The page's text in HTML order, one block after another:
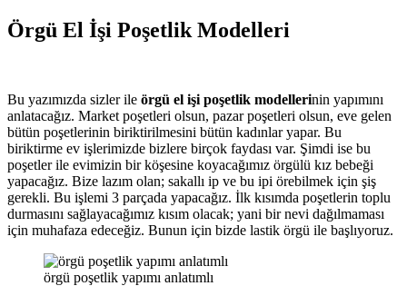
Örgü El İşi Poşetlik Modelleri
Bu yazımızda sizler ile örgü el işi poşetlik modellerinin yapımını
anlatacağız. Market poşetleri olsun, pazar poşetleri olsun, eve gelen
bütün poşetlerinin biriktirilmesini bütün kadınlar yapar. Bu
biriktirme ev işlerimizde bizlere birçok faydası var. Şimdi ise bu
poşetler ile evimizin bir köşesine koyacağımız örgülü kız bebeği
yapacağız. Bize lazım olan; sakallı ip ve bu ipi örebilmek için şiş
gerekli. Bu işlemi 3 parçada yapacağız. İlk kısımda poşetlerin toplu
durmasını sağlayacağımız kısım olacak; yani bir nevi dağılmaması
için muhafaza edeceğiz. Bunun için bizde lastik örgü ile başlıyoruz.
örgü poşetlik yapımı anlatımlı